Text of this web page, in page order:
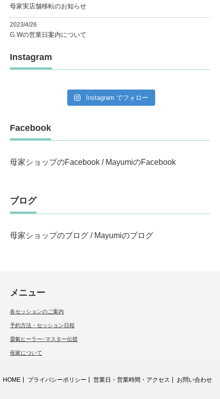
母家実店舗移転のお知らせ
2023/4/26
G.Wの営業日案内について
Instagram
Instagram でフォロー
Facebook
母家ショップのFacebook / MayumiのFacebook
ブログ
母家ショップのブログ / Mayumiのブログ
メニュー
各セッションのご案内
予約方法・セッション日程
靈氣ヒーラー･マスター伝授
母家について
HOME プライバシーポリシー 営業日・営業時間・アクセス お問い合わせ